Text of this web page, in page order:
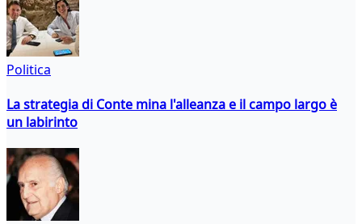
Politica
La strategia di Conte mina l'alleanza e il campo largo è
un labirinto